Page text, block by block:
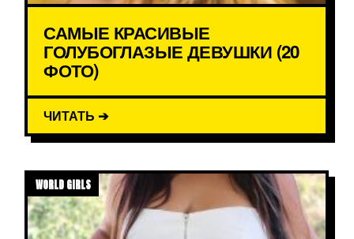
САМЫЕ КРАСИВЫЕ
ГОЛУБОГЛАЗЫЕ ДЕВУШКИ (20
ФОТО)
ЧИТАТЬ ➔
WORLD GIRLS